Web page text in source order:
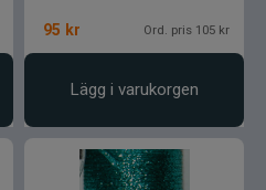
95 kr Ord. pris 105 kr
Lägg i varukorgen